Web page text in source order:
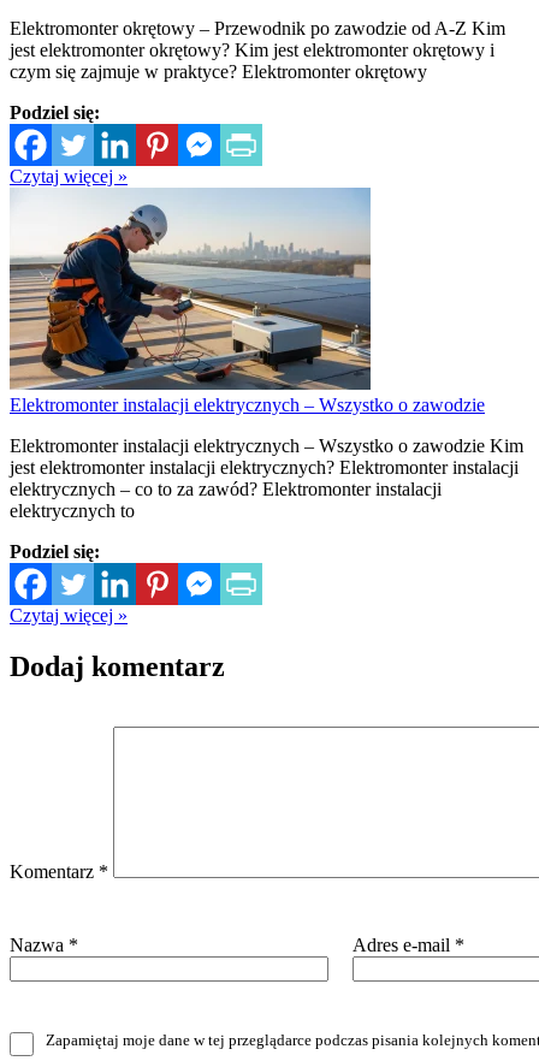
Elektromonter okrętowy – Przewodnik po zawodzie od A-Z Kim
jest elektromonter okrętowy? Kim jest elektromonter okrętowy i
czym się zajmuje w praktyce? Elektromonter okrętowy
Podziel się:
Czytaj więcej »
Elektromonter instalacji elektrycznych – Wszystko o zawodzie
Elektromonter instalacji elektrycznych – Wszystko o zawodzie Kim
jest elektromonter instalacji elektrycznych? Elektromonter instalacji
elektrycznych – co to za zawód? Elektromonter instalacji
elektrycznych to
Podziel się:
Czytaj więcej »
Dodaj komentarz
Komentarz *
Nazwa * Adres e-mail *
Zapamiętaj moje dane w tej przeglądarce podczas pisania kolejnych